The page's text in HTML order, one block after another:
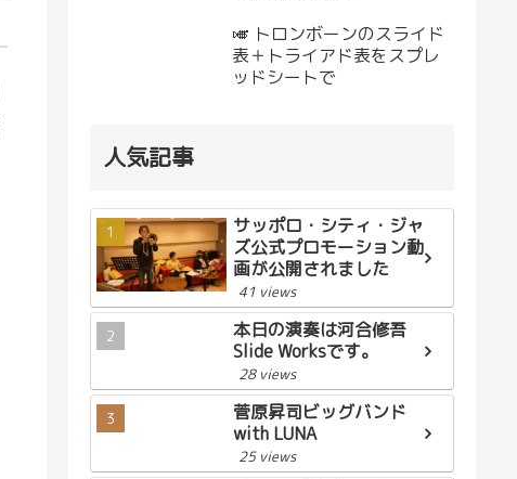
🎺 トロンボーンのスライド
表＋トライアド表をスプレ
ッドシートで
人気記事
サッポロ・シティ・ジャ
ズ公式プロモーション動
画が公開されました
41 views
本日の演奏は河合修吾
Slide Worksです。
28 views
菅原昇司ビッグバンド
with LUNA
25 views